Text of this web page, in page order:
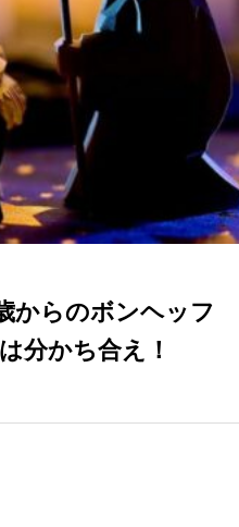
からのボンヘッフ
分かち合え！